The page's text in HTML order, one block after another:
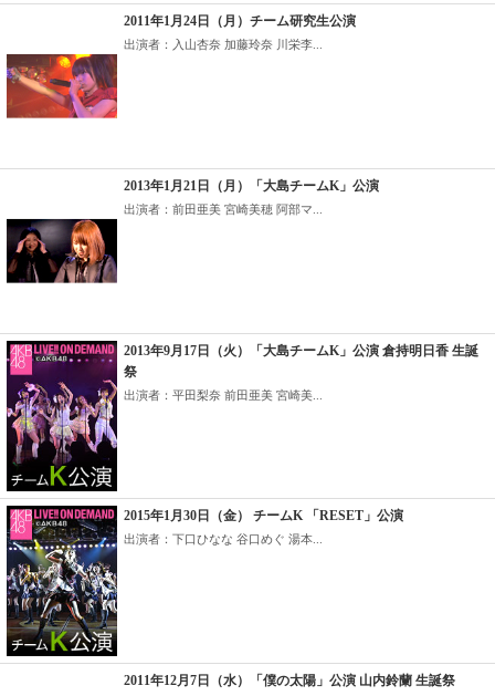
2011年1月24日（月）チーム研究生公演
出演者：入山杏奈 加藤玲奈 川栄李...
2013年1月21日（月）「大島チームK」公演
出演者：前田亜美 宮崎美穂 阿部マ...
2013年9月17日（火）「大島チームK」公演 倉持明日香 生誕
祭
出演者：平田梨奈 前田亜美 宮崎美...
2015年1月30日（金） チームK 「RESET」公演
出演者：下口ひなな 谷口めぐ 湯本...
2011年12月7日（水）「僕の太陽」公演 山内鈴蘭 生誕祭